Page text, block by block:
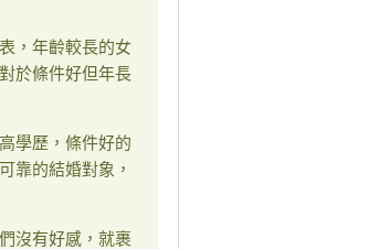
，年齡較長的女
於條件好但年長
學歷，條件好的
靠的結婚對象，
沒有好感，就裹